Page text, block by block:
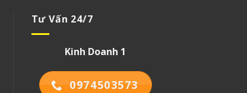
Tư Vấn 24/7
Kinh Doanh 1
0974503573